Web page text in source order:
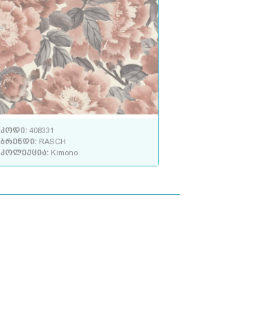
კოდი: 408331
ბრენდი: RASCH
კოლექცია: Kimono